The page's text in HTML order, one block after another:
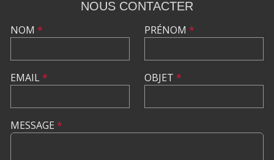
NOUS CONTACTER
NOM *
EMAIL*
PRÉNOM *
OBJET *
MESSAGE *